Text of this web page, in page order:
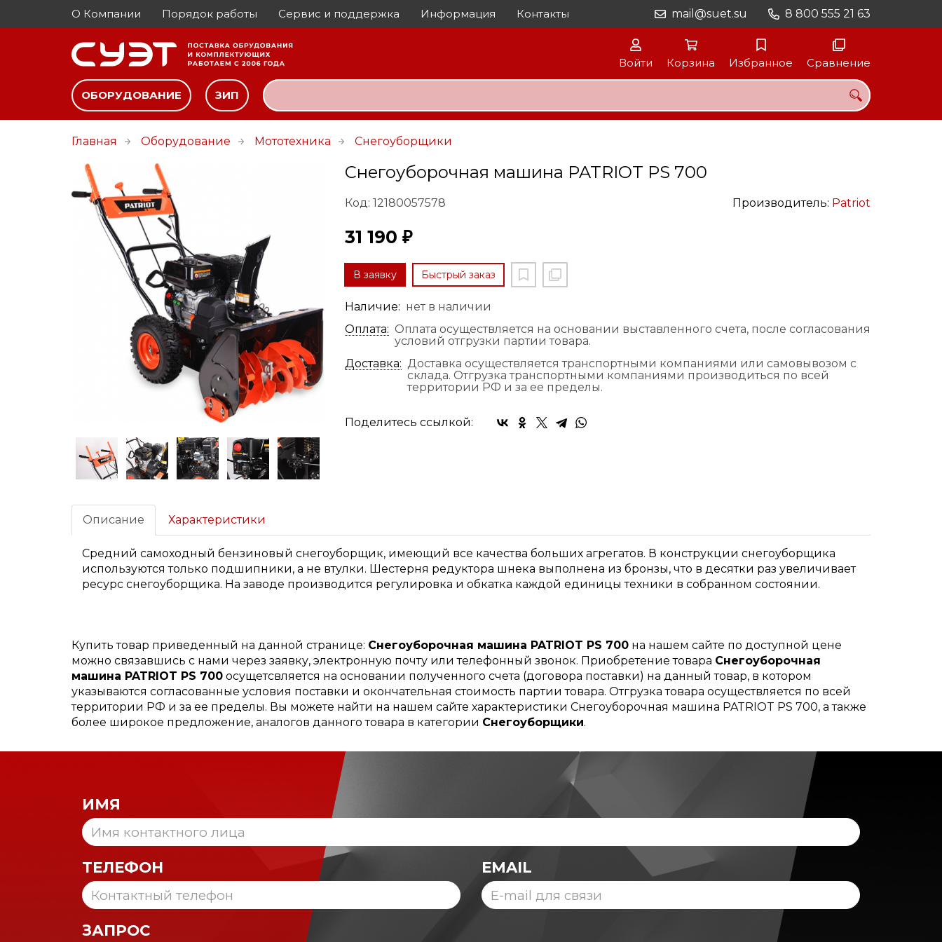
О Компании Порядок работы Сервис и поддержка Информация Контакты 8 800 555 21 63
mail@suet.su
Войти Корзина Избранное Сравнение
ОБОРУДОВАНИЕ ЗИП
Главная Оборудование Мототехника Снегоуборщики
Снегоуборочная машина PATRIOT PS 700
Код: 12180057578 Производитель: Patriot
31 190 ₽
В заявку Быстрый заказ
Наличие: нет в наличии
Оплата: Оплата осуществляется на основании выставленного счета, после согласования
условий отгрузки партии товара.
Доставка: Доставка осуществляется транспортными компаниями или самовывозом с
склада. Отгрузка транспортными компаниями производиться по всей
территории РФ и за ее пределы.
Поделитесь ссылкой:
Описание Характеристики
Средний самоходный бензиновый снегоуборщик, имеющий все качества больших агрегатов. В конструкции снегоуборщика
используются только подшипники, а не втулки. Шестерня редуктора шнека выполнена из бронзы, что в десятки раз увеличивает
ресурс снегоуборщика. На заводе производится регулировка и обкатка каждой единицы техники в собранном состоянии.
Купить товар приведенный на данной странице: Снегоуборочная машина PATRIOT PS 700 на нашем сайте по доступной цене
можно связавшись с нами через заявку, электронную почту или телефонный звонок. Приобретение товара Снегоуборочная
машина PATRIOT PS 700 осущетсвляется на основании полученного счета (договора поставки) на данный товар, в котором
указываются согласованные условия поставки и окончательная стоимость партии товара. Отгрузка товара осуществляется по всей
территории РФ и за ее пределы. Вы можете найти на нашем сайте характеристики Снегоуборочная машина PATRIOT PS 700, а также
более широкое предложение, аналогов данного товара в категории Снегоуборщики.
ИМЯ
ТЕЛЕФОН EMAIL
ЗАПРОС